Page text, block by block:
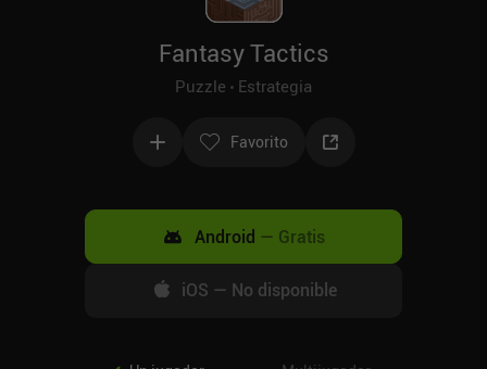
Fantasy Tactics
Puzzle Estrategia
Favorito
Android — Gratis
iOS — No disponible